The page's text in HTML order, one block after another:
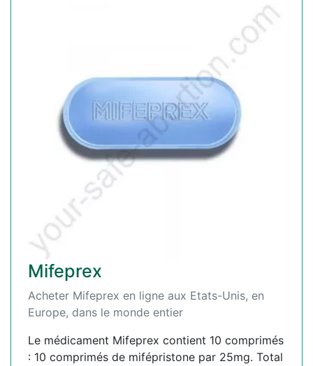
Mifeprex
Acheter Mifeprex en ligne aux Etats-Unis, en
Europe, dans le monde entier
Le médicament Mifeprex contient 10 comprimés
: 10 comprimés de mifépristone par 25mg. Total